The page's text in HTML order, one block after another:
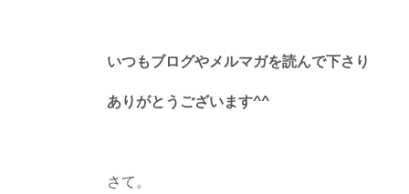
いつもブログやメルマガを読んで下さり
ありがとうございます^^
さて。